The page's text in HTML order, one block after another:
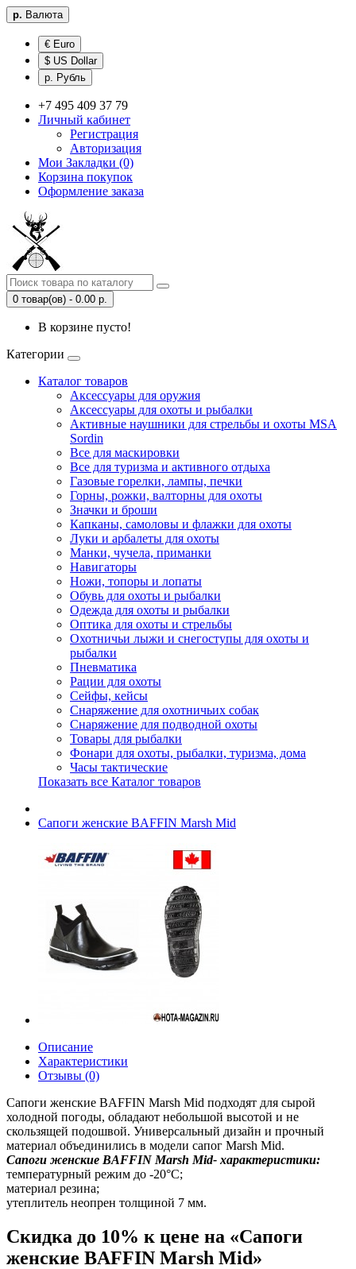
р. Валюта
€ Euro
$ US Dollar
р. Рубль
+7 495 409 37 79
Личный кабинет
Регистрация
Авторизация
Мои Закладки (0)
Корзина покупок
Оформление заказа
0 товар(ов) - 0.00 р.
В корзине пусто!
Категории
Каталог товаров
Аксессуары для оружия
Аксессуары для охоты и рыбалки
Активные наушники для стрельбы и охоты MSA
Sordin
Все для маскировки
Все для туризма и активного отдыха
Газовые горелки, лампы, печки
Горны, рожки, валторны для охоты
Значки и броши
Капканы, самоловы и флажки для охоты
Луки и арбалеты для охоты
Манки, чучела, приманки
Навигаторы
Ножи, топоры и лопаты
Обувь для охоты и рыбалки
Одежда для охоты и рыбалки
Оптика для охоты и стрельбы
Охотничьи лыжи и снегоступы для охоты и
рыбалки
Пневматика
Рации для охоты
Сейфы, кейсы
Снаряжение для охотничьих собак
Снаряжение для подводной охоты
Товары для рыбалки
Фонари для охоты, рыбалки, туризма, дома
Часы тактические
Показать все Каталог товаров
Сапоги женские BAFFIN Marsh Mid
Описание
Характеристики
Отзывы (0)
Сапоги женские BAFFIN Marsh Mid подходят для сырой
холодной погоды, обладают небольшой высотой и не
скользящей подошвой. Универсальный дизайн и прочный
материал объединились в модели сапог Marsh Mid.
Сапоги женские BAFFIN Marsh Mid- характеристики:
температурный режим до -20°С;
материал резина;
утеплитель неопрен толщиной 7 мм.
Скидка до 10% к цене на «Сапоги
женские BAFFIN Marsh Mid»